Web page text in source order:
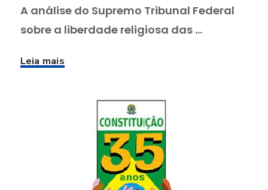
A análise do Supremo Tribunal Federal
sobre a liberdade religiosa das ...
Leia mais